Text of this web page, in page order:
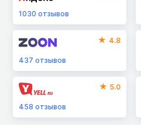
1030 отзывов
4.8
437 отзывов
5.0
458 отзывов